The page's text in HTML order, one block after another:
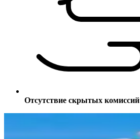
Отсутствие скрытых комиссий